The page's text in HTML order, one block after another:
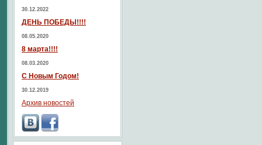
30.12.2022
ДЕНЬ ПОБЕДЫ!!!!
08.05.2020
8 марта!!!!
08.03.2020
С Новым Годом!
30.12.2019
Архив новостей